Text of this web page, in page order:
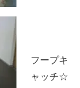
フープキ
ャッチ☆